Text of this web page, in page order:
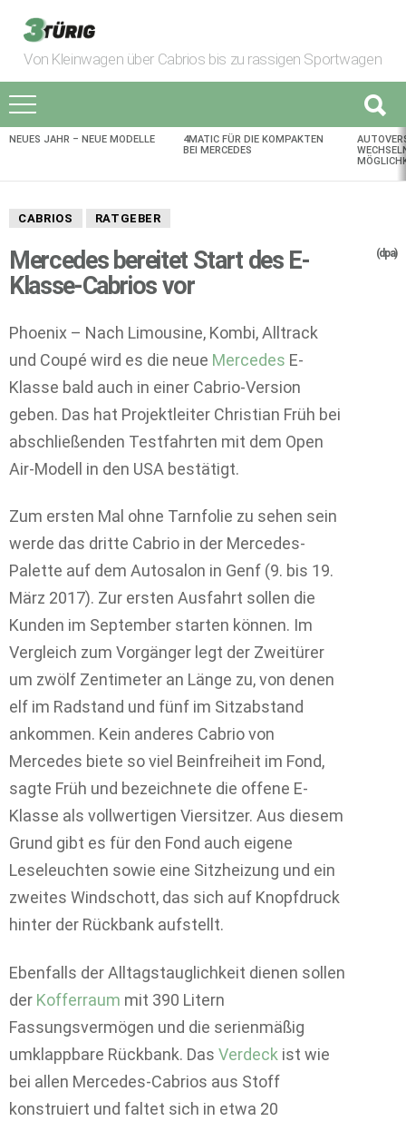
Von Kleinwagen über Cabrios bis zu rassigen Sportwagen
AKTUELLES
NEUES JAHR – NEUE MODELLE
4MATIC FÜR DIE KOMPAKTEN
BEI MERCEDES
CABRIOS RATGEBER
Mercedes bereitet Start des E-
Klasse-Cabrios vor
(dpa)
Phoenix – Nach Limousine, Kombi, Alltrack
und Coupé wird es die neue Mercedes E-
Klasse bald auch in einer Cabrio-Version
geben. Das hat Projektleiter Christian Früh bei
abschließenden Testfahrten mit dem Open
Air-Modell in den USA bestätigt.
Zum ersten Mal ohne Tarnfolie zu sehen sein
werde das dritte Cabrio in der Mercedes-
Palette auf dem Autosalon in Genf (9. bis 19.
März 2017). Zur ersten Ausfahrt sollen die
Kunden im September starten können. Im
Vergleich zum Vorgänger legt der Zweitürer
um zwölf Zentimeter an Länge zu, von denen
elf im Radstand und fünf im Sitzabstand
ankommen. Kein anderes Cabrio von
Mercedes biete so viel Beinfreiheit im Fond,
sagte Früh und bezeichnete die offene E-
Klasse als vollwertigen Viersitzer. Aus diesem
Grund gibt es für den Fond auch eigene
Leseleuchten sowie eine Sitzheizung und ein
zweites Windschott, das sich auf Knopfdruck
hinter der Rückbank aufstellt.
Ebenfalls der Alltagstauglichkeit dienen sollen
der Kofferraum mit 390 Litern
Fassungsvermögen und die serienmäßig
umklappbare Rückbank. Das Verdeck ist wie
bei allen Mercedes-Cabrios aus Stoff
konstruiert und faltet sich in etwa 20